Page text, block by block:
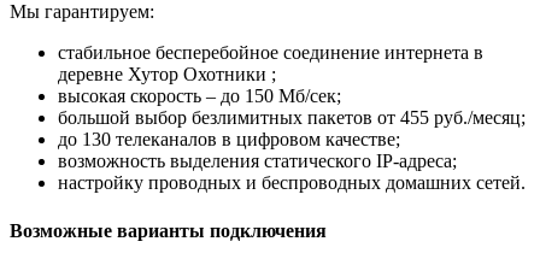
Мы гарантируем:
стабильное бесперебойное соединение интернета в
деревне Хутор Охотники ;
высокая скорость – до 150 Мб/сек;
большой выбор безлимитных пакетов от 455 руб./месяц;
до 130 телеканалов в цифровом качестве;
возможность выделения статического IP-адреса;
настройку проводных и беспроводных домашних сетей.
Возможные варианты подключения